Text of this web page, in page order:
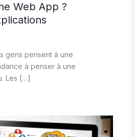
Web App ?
gens pensent à une
à penser à une
Les […]